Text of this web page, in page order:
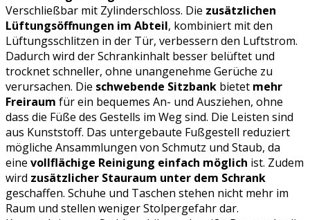
Verschließbar mit Zylinderschloss. Die zusätzlichen
Lüftungsöffnungen im Abteil, kombiniert mit den
Lüftungsschlitzen in der Tür, verbessern den Luftstrom.
Dadurch wird der Schrankinhalt besser belüftet und
trocknet schneller, ohne unangenehme Gerüche zu
verursachen. Die schwebende Sitzbank bietet mehr
Freiraum für ein bequemes An- und Ausziehen, ohne
dass die Füße des Gestells im Weg sind. Die Leisten sind
aus Kunststoff. Das untergebaute Fußgestell reduziert
mögliche Ansammlungen von Schmutz und Staub, da
eine vollflächige Reinigung einfach möglich ist. Zudem
wird zusätzlicher Stauraum unter dem Schrank
geschaffen. Schuhe und Taschen stehen nicht mehr im
Raum und stellen weniger Stolpergefahr dar.